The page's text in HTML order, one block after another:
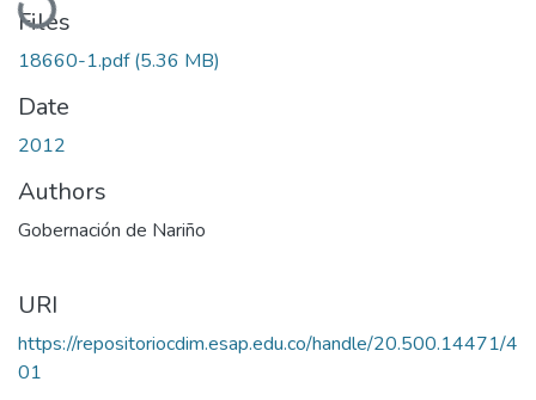
Files
18660-1.pdf(5.36 MB)
Date
2012
Authors
Gobernación de Nariño
URI
https://repositoriocdim.esap.edu.co/handle/20.500.14471/4
01